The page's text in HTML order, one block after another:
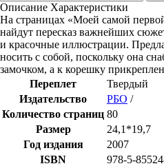
Описание Характеристики
На страницах «Моей самой
найдут пересказ важнейших
и красочные иллюстрации.
носить с собой, поскольку она
замочком, а к корешку
Переплет
Твердый
Издательство
РБО /
Количество страниц 80
Размер
24,1*19,7
Год издания
2007
ISBN
978-5-